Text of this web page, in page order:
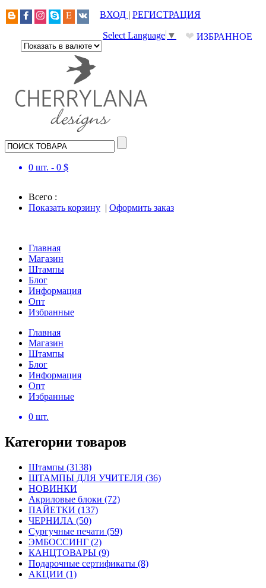
ВХОД | РЕГИСТРАЦИЯ
❤ ИЗБРАННОЕ
Select Language ▼
0 шт. - 0 $
Всего :
Показать корзину | Оформить заказ
Главная
Магазин
Штампы
Блог
Информация
Опт
Избранные
Главная
Магазин
Штампы
Блог
Информация
Опт
Избранные
0 шт.
Категории товаров
Штампы (3138)
ШТАМПЫ ДЛЯ УЧИТЕЛЯ (36)
НОВИНКИ
Акриловые блоки (72)
ПАЙЕТКИ (137)
ЧЕРНИЛА (50)
Сургучные печати (59)
ЭМБОССИНГ (2)
КАНЦТОВАРЫ (9)
Подарочные сертификаты (8)
АКЦИИ (1)